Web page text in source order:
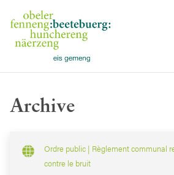
Archive
Ordre public | Règlement communal
contre le bruit